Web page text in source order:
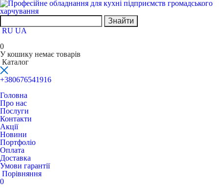
Знайти
RU UA
0
У кошику немає товарів
Каталог
+380676541916
Головна
Про нас
Послуги
Контакти
Акції
Новини
Портфоліо
Оплата
Доставка
Умови гарантії
Порівняння
0